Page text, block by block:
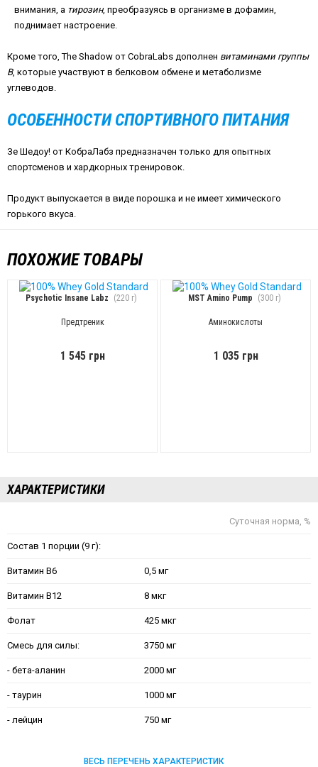
внимания, а тирозин, преобразуясь в организме в дофамин,
поднимает настроение.
Кроме того, The Shadow от CobraLabs дополнен витаминами группы
В, которые участвуют в белковом обмене и метаболизме
углеводов.
ОСОБЕННОСТИ СПОРТИВНОГО ПИТАНИЯ
Зе Шедоу! от КобраЛабз предназначен только для опытных
спортсменов и хардкорных тренировок.
Продукт выпускается в виде порошка и не имеет химического
горького вкуса.
ПОХОЖИЕ ТОВАРЫ
Psychotic Insane Labz (220 г)
Предтреник
1 545 грн
MST Amino Pump (300 г)
Аминокислоты
1 035 грн
ХАРАКТЕРИСТИКИ
Суточная норма, %
Состав 1 порции (9 г):
Витамин В6 0,5 мг
Витамин В12 8 мкг
Фолат 425 мкг
Смесь для силы: 3750 мг
- бета-аланин 2000 мг
- таурин 1000 мг
- лейцин 750 мг
ВЕСЬ ПЕРЕЧЕНЬ ХАРАКТЕРИСТИК